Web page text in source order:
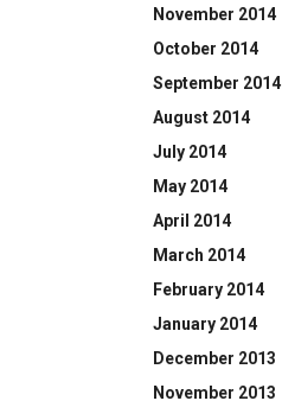
November 2014
October 2014
September 2014
August 2014
July 2014
May 2014
April 2014
March 2014
February 2014
January 2014
December 2013
November 2013